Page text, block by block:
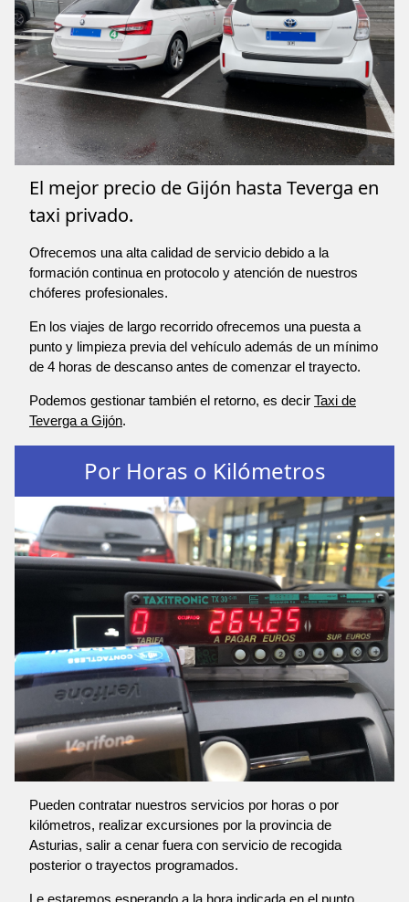
El mejor precio de Gijón hasta Teverga en
taxi privado.
Ofrecemos una alta calidad de servicio debido a la
formación continua en protocolo y atención de nuestros
chóferes profesionales.
En los viajes de largo recorrido ofrecemos una puesta a
punto y limpieza previa del vehículo además de un mínimo
de 4 horas de descanso antes de comenzar el trayecto.
Podemos gestionar también el retorno, es decir Taxi de
Teverga a Gijón.
Por Horas o Kilómetros
Pueden contratar nuestros servicios por horas o por
kilómetros, realizar excursiones por la provincia de
Asturias, salir a cenar fuera con servicio de recogida
posterior o trayectos programados.
Le estaremos esperando a la hora indicada en el punto